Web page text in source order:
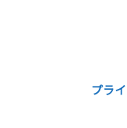
プラ